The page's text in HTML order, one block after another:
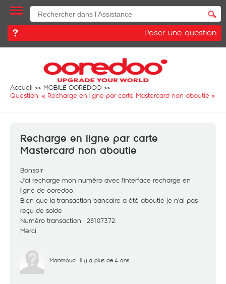
Poser une question
Accueil
MOBILE OOREDOO
Question: « Recharge en ligne par carte Mastercard non aboutie »
Recharge en ligne par carte
Mastercard non aboutie
Bonsoir
J'ai recharge mon numéro avec l'interface recharge en
ligne de ooredoo,
Bien que la transaction bancaire a été aboutie je n'ai pas
reçu de solde
Numéro transaction : 28107372.
Merci.
Mahmoud il y a plus de 4 ans